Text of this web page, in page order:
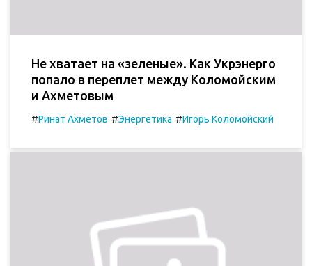
Не хватает на «зеленые». Как Укрэнерго
попало в переплет между Коломойским
и Ахметовым
#Ринат Ахметов #Энергетика #Игорь Коломойский